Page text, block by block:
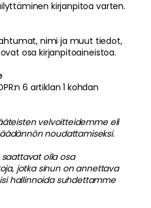
kirjanpitoa varten.
nimi ja muut tiedot,
osa kirjanpitoaineistoa.
6 artiklan 1 kohdan
velvoitteidemme eli
noudattamiseksi.
olla osa
jotka sinun on annettava
hallinnoida suhdettamme